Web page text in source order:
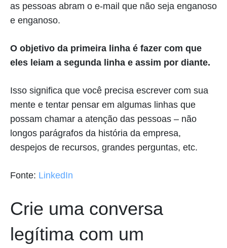
as pessoas abram o e-mail que não seja enganoso
e enganoso.
O objetivo da primeira linha é fazer com que
eles leiam a segunda linha e assim por diante.
Isso significa que você precisa escrever com sua
mente e tentar pensar em algumas linhas que
possam chamar a atenção das pessoas – não
longos parágrafos da história da empresa,
despejos de recursos, grandes perguntas, etc.
Fonte: LinkedIn
Crie uma conversa
legítima com um